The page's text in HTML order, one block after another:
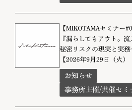
【MIKOTAMAセミナー
『漏らしてもアウト。
秘密リスクの現実と実
【2026年9月29日（火
お知らせ
事務所主催/共催セミ